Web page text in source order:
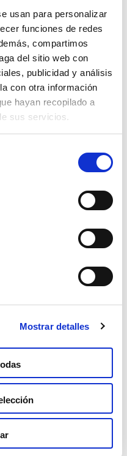
usan para personalizar
funciones de redes
compartimos
del sitio web con
publicidad y análisis
con otra información
hayan recopilado a
sus servicios.
Mostrar detalles
150 Spider-Man
4 X 48 Spider-Man
60 Spider-Man